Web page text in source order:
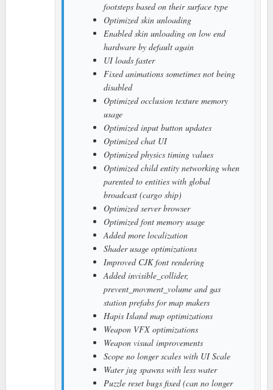
footsteps based on their surface type
Optimized skin unloading
Enabled skin unloading on low end
hardware by default again
UI loads faster
Fixed animations sometimes not being
disabled
Optimized occlusion texture memory
usage
Optimized input button updates
Optimized chat UI
Optimized physics timing values
Optimized child entity networking when
parented to entities with global
broadcast (cargo ship)
Optimized server browser
Optimized font memory usage
Added more localization
Shader usage optimizations
Improved CJK font rendering
Added invisible_collider,
prevent_movment_volume and gas
station prefabs for map makers
Hapis Island map optimizations
Weapon VFX optimizations
Weapon visual improvements
Scope no longer scales with UI Scale
Water jug spawns with less water
Puzzle reset bugs fixed (can no longer